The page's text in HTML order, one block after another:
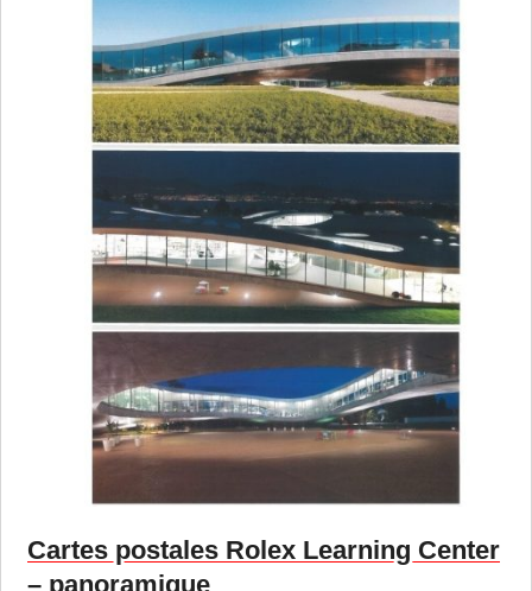
Cartes postales Rolex Learning Center
– panoramique